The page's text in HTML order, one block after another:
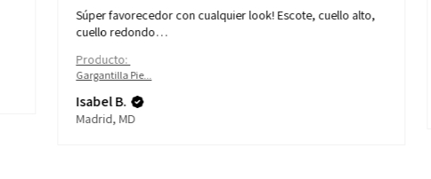
Súper favorecedor con cualquier look! Escote, cuello alto,
cuello redondo…
Producto:
Gargantilla Pie...
Isabel B.
Madrid, MD